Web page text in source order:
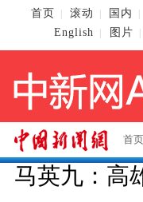
首页 滚动 国内
English
图片
首页
马英九：高